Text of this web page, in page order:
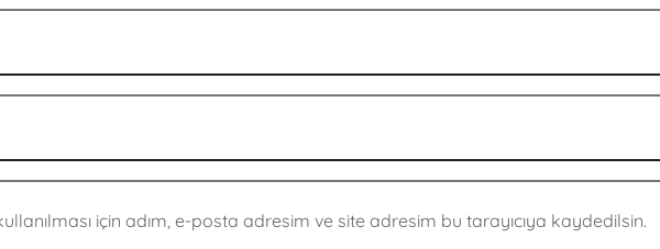
için adım, e-posta adresim ve site adresim bu tarayıcıya kaydedilsin.